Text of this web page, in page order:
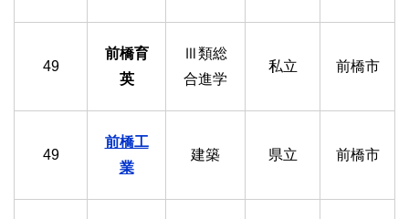
49
前橋育
英
Ⅲ類総
合進学
私立 前橋市
49
前橋工
業
建築 県立 前橋市